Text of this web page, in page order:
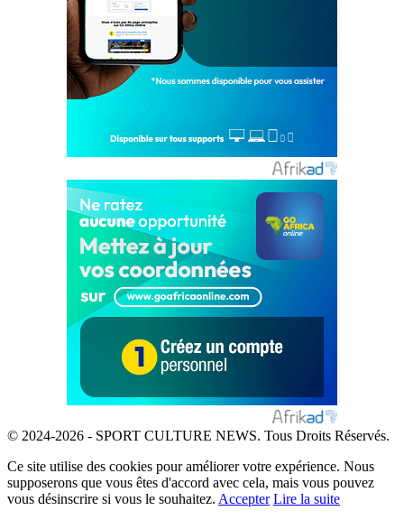
© 2024-2026 - SPORT CULTURE NEWS. Tous Droits Réservés.
Ce site utilise des cookies pour améliorer votre expérience. Nous
supposerons que vous êtes d'accord avec cela, mais vous pouvez
vous désinscrire si vous le souhaitez. Accepter Lire la suite